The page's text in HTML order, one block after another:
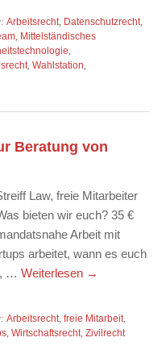
Arbeitsrecht, Datenschutzrecht,
, Mittelständisches
,
, Wahlstation,
Beratung von
Law, freie Mitarbeiter
bieten wir euch? 35 €
Arbeit mit
arbeitet, wann es euch
… Weiterlesen →
Arbeitsrecht, freie Mitarbeit,
, Wirtschaftsrecht, Zivilrecht